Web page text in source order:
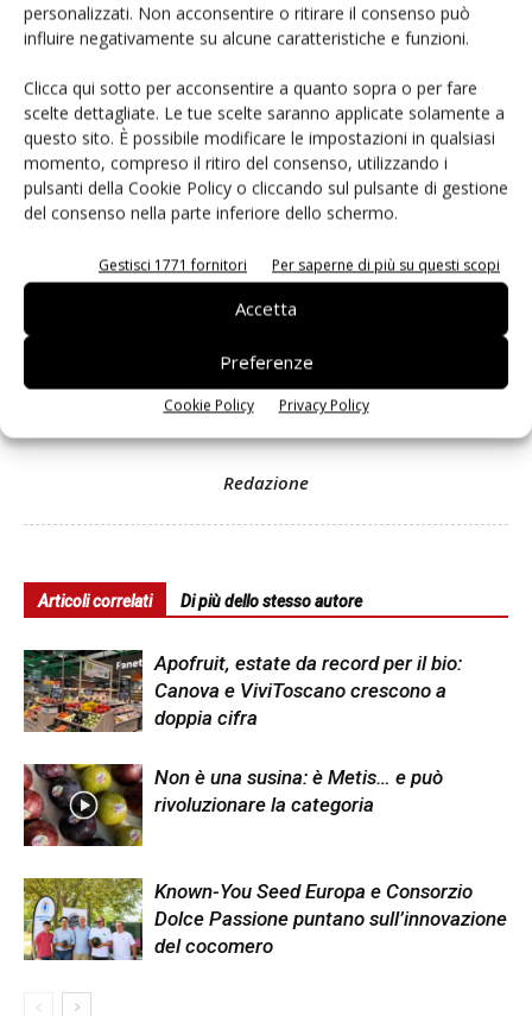
personalizzati. Non acconsentire o ritirare il consenso può
influire negativamente su alcune caratteristiche e funzioni.
Clicca qui sotto per acconsentire a quanto sopra o per fare
scelte dettagliate. Le tue scelte saranno applicate solamente a
questo sito. È possibile modificare le impostazioni in qualsiasi
momento, compreso il ritiro del consenso, utilizzando i
pulsanti della Cookie Policy o cliccando sul pulsante di gestione
del consenso nella parte inferiore dello schermo.
Gestisci 1771 fornitori Per saperne di più su questi scopi
Accetta
Preferenze
Cookie Policy Privacy Policy
Facebook Twitter
Articolo precedente
L’argentina All lemon lancia il
portale Think Lemon
Prossimo articolo
In negativo la bilancia
commerciale import-export di
Redazione
Articoli correlati Di più dello stesso autore
Apofruit, estate da record per il bio:
Canova e ViviToscano crescono a
doppia cifra
Non è una susina: è Metis… e può
rivoluzionare la categoria
Known-You Seed Europa e Consorzio
Dolce Passione puntano sull’innovazione
del cocomero